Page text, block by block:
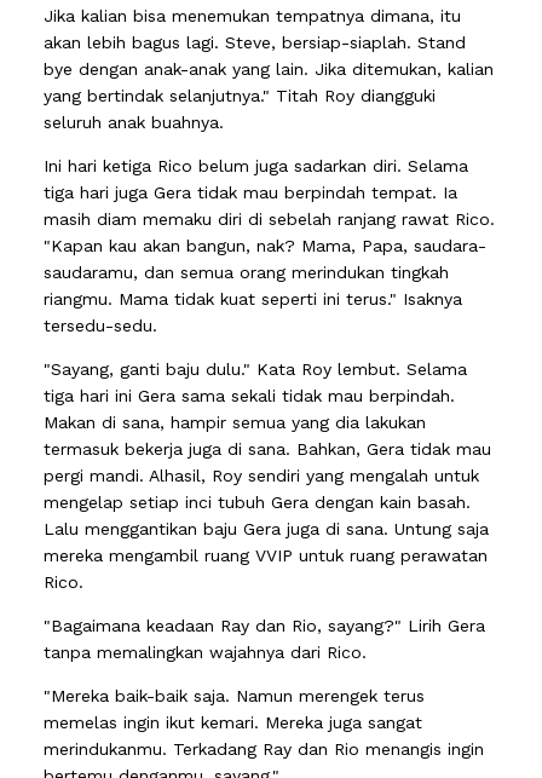
Jika kalian bisa menemukan tempatnya dimana, itu
akan lebih bagus lagi. Steve, bersiap-siaplah. Stand
bye dengan anak-anak yang lain. Jika ditemukan, kalian
yang bertindak selanjutnya." Titah Roy diangguki
seluruh anak buahnya.
Ini hari ketiga Rico belum juga sadarkan diri. Selama
tiga hari juga Gera tidak mau berpindah tempat. Ia
masih diam memaku diri di sebelah ranjang rawat Rico.
"Kapan kau akan bangun, nak? Mama, Papa, saudara-
saudaramu, dan semua orang merindukan tingkah
riangmu. Mama tidak kuat seperti ini terus." Isaknya
tersedu-sedu.
"Sayang, ganti baju dulu." Kata Roy lembut. Selama
tiga hari ini Gera sama sekali tidak mau berpindah.
Makan di sana, hampir semua yang dia lakukan
termasuk bekerja juga di sana. Bahkan, Gera tidak mau
pergi mandi. Alhasil, Roy sendiri yang mengalah untuk
mengelap setiap inci tubuh Gera dengan kain basah.
Lalu menggantikan baju Gera juga di sana. Untung saja
mereka mengambil ruang VVIP untuk ruang perawatan
Rico.
"Bagaimana keadaan Ray dan Rio, sayang?" Lirih Gera
tanpa memalingkan wajahnya dari Rico.
"Mereka baik-baik saja. Namun merengek terus
memelas ingin ikut kemari. Mereka juga sangat
merindukanmu. Terkadang Ray dan Rio menangis ingin